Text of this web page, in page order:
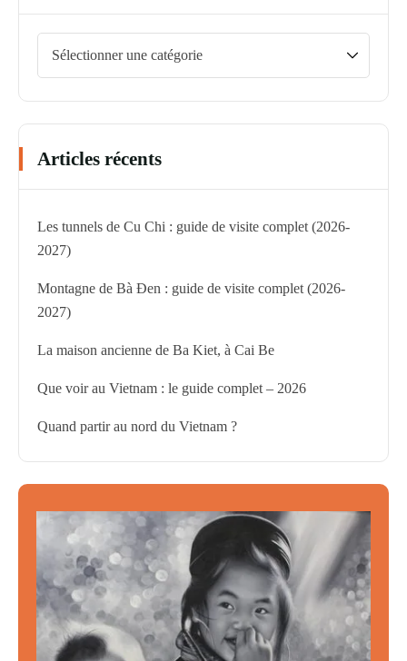
Articles récents
Les tunnels de Cu Chi : guide de visite complet (2026-
2027)
Montagne de Bà Đen : guide de visite complet (2026-
2027)
La maison ancienne de Ba Kiet, à Cai Be
Que voir au Vietnam : le guide complet – 2026
Quand partir au nord du Vietnam ?